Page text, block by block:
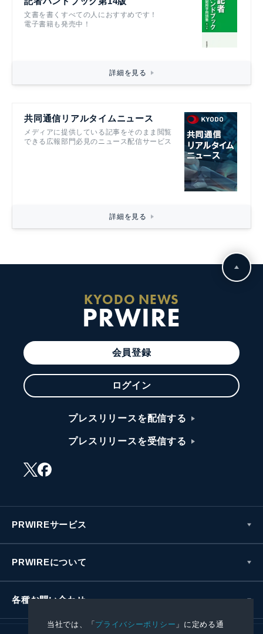
当社では、「プライバシーポリシー 」に定める通
文書を書くすべての人におすすめです！
電子書籍も発売中！
詳細を見る
共同通信リアルタイムニュース
メディアに提供している記事をそのまま閲覧
できる広報部門必見のニュース配信サービス
詳細を見る
KYODO NEWS
PRWIRE
会員登録
ログイン
プレスリリースを配信する
プレスリリースを受信する
PRWIREサービス
PRWIREについて
各種お問い合わせ